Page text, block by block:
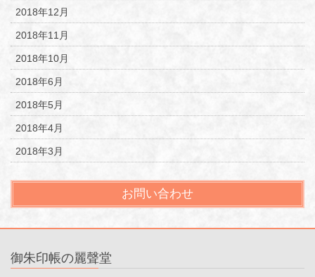
2018年12月
2018年11月
2018年10月
2018年6月
2018年5月
2018年4月
2018年3月
お問い合わせ
御朱印帳の麗聲堂